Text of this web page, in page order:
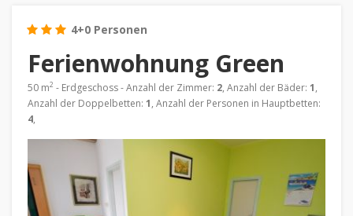
4+0 Personen
Ferienwohnung Green
50 m2 - Erdgeschoss - Anzahl der Zimmer: 2, Anzahl der Bäder: 1,
Anzahl der Doppelbetten: 1, Anzahl der Personen in Hauptbetten:
4,